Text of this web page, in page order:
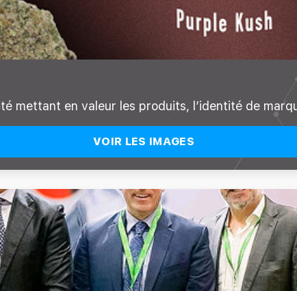
mettant en valeur les produits, l’identité de
VOIR LES IMAGES